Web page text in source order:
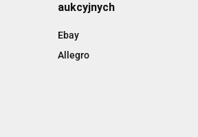
aukcyjnych
Ebay
Allegro